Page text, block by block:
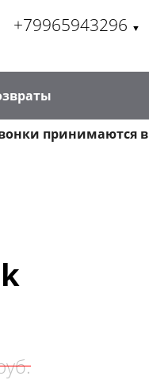
+79965943296 ▼
принимаются